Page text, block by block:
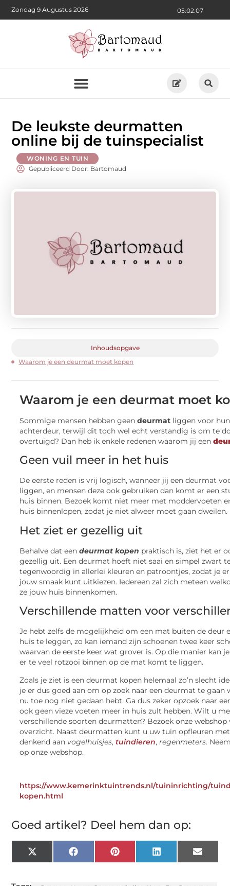
05:02:09
Zondag 9 Augustus 2026
De leukste deurmatten
online bij de tuinspecialist
WONING EN TUIN
Gepubliceerd Door: Bartomaud
Inhoudsopgave
Waarom je een deurmat moet kopen
Waarom je een deurmat moet
Sommige mensen hebben geendeurmat liggen voor
achterdeur, terwijl dit toch wel echt verstandig is om te
overtuigd? Dan heb ik enkele redenen waarom jij een
Geen vuil meer in het huis
De eerste reden is vrij logisch, wanneer jij een deurmat
liggen, en mensen deze ook gebruiken dan komt er een
huis binnen. Bezoek komt niet meer met moddervoeten
huis binnenlopen, zodat je niet alweer moet gaan dweilen.
Het ziet er gezellig uit
Behalve dat eendeurmat kopen praktisch is, ziet het er
gezellig uit. Een deurmat hoeft niet saai en simpel zwart
tegenwoordig in allerlei kleuren en patroontjes, zodat je
jouw smaak kunt uitkiezen. Iedereen zal zich meteen
ze jouw huis binnenkomen.
Verschillende matten voor
Je hebt zelfs de mogelijkheid om een mat buiten de deur
huis te leggen, zo kan iemand zijn schoenen twee keer
waarvan de eerste keer wat grover is. Op die manier kan
er te veel rotzooi binnen op de mat komt te liggen.
Zoals je ziet is een deurmat kopen helemaal zo’n slecht
je er dus goed aan om op zoek naar een deurmat te gaan
nu toe nog niet gedaan hebt. Ga dus zeker opzoek naar
ook geen vieze voeten meer in huis zult hebben. Wilt u
verschillende soorten deurmatten? Bezoek onze
overzicht. Naast deurmatten kunt u uw tuin opfleuren
denkend aan vogelhuisjes,tuindieren, regenmeters.
op onze webshop.
https://www.kemerinktuintrends.nl/tuininrichting/
kopen.html
Goed artikel? Deel hem dan op:
X
(Twitter)
FacebookPinterest LinkedIn Email